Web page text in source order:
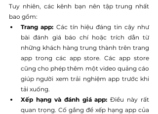
Tuy nhiên, các kênh bạn nên tập trung nhất
bao gồm:
Trang app: Các tín hiệu đáng tin cậy như
bài đánh giá báo chí hoặc trích dẫn từ
những khách hàng trung thành trên trang
app trong các app store. Các app store
cũng cho phép thêm một video quảng cáo
giúp người xem trải nghiệm app trước khi
tải xuống.
Xếp hạng và đánh giá app: Điều này rất
quan trọng. Cố gắng để xếp hạng app của